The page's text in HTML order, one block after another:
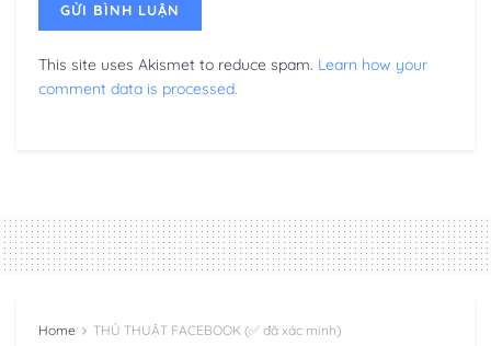
This site uses Akismet to reduce spam. Learn how your
comment data is processed.
Home THỦ THUẬT FACEBOOK (✅ đã xác minh)